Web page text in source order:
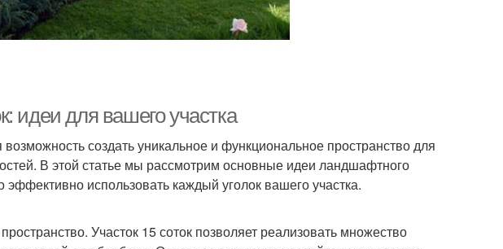
идеи для вашего участка
создать уникальное и функциональное пространство для
В этой статье мы рассмотрим основные идеи ландшафтного
использовать каждый уголок вашего участка.
Участок 15 соток позволяет реализовать множество